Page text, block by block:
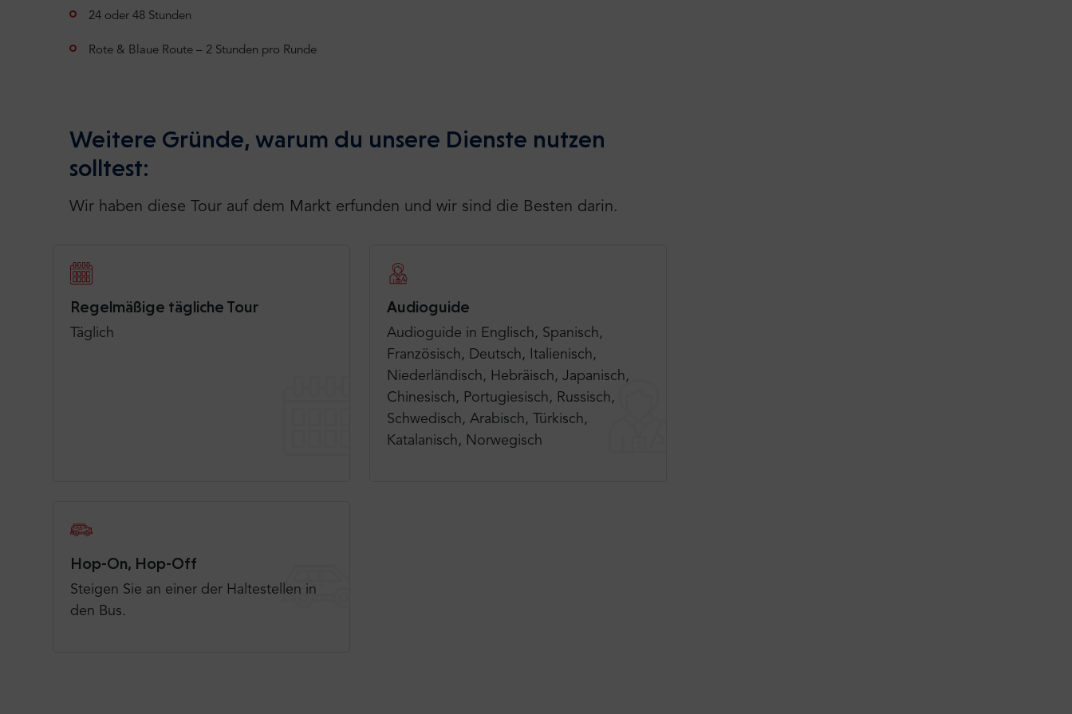
24 oder 48 Stunden
Rote & Blaue Route – 2 Stunden pro Runde
Weitere Gründe, warum du unsere Dienste nutzen
solltest:
Wir haben diese Tour auf dem Markt erfunden und wir sind die Besten darin.
Regelmäßige tägliche Tour
Täglich
Audioguide
Audioguide in Englisch, Spanisch,
Französisch, Deutsch, Italienisch,
Niederländisch, Hebräisch, Japanisch,
Chinesisch, Portugiesisch, Russisch,
Schwedisch, Arabisch, Türkisch,
Katalanisch, Norwegisch
Hop-On, Hop-Off
Steigen Sie an einer der Haltestellen in
den Bus.